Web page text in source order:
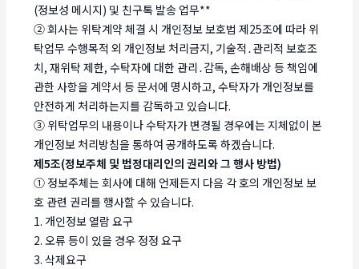
(정보성 메시지) 및 친구톡 발송 업무**
② 회사는 위탁계약 체결 시 개인정보 보호법 제25조에 따라 위
탁업무 수행목적 외 개인정보 처리금지, 기술적․관리적 보호조
치, 재위탁 제한, 수탁자에 대한 관리․감독, 손해배상 등 책임에
관한 사항을 계약서 등 문서에 명시하고, 수탁자가 개인정보를
안전하게 처리하는지를 감독하고 있습니다.
③ 위탁업무의 내용이나 수탁자가 변경될 경우에는 지체없이 본
개인정보 처리방침을 통하여 공개하도록 하겠습니다.
제5조(정보주체 및 법정대리인의 권리와 그 행사 방법)
① 정보주체는 회사에 대해 언제든지 다음 각 호의 개인정보 보
호 관련 권리를 행사할 수 있습니다.
1. 개인정보 열람 요구
2. 오류 등이 있을 경우 정정 요구
3. 삭제요구